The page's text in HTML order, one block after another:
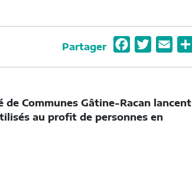
Partager
Communes Gâtine-Racan lancent
au profit de personnes en